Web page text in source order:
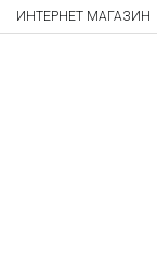
ИНТЕРНЕТ МАГАЗИН